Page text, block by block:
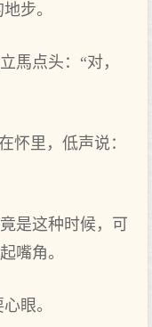
步。
馬点头：“对，
怀里，低声说：
是这种时候，可
嘴角。
眼。